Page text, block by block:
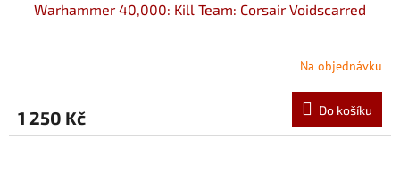
Warhammer 40,000: Kill Team: Corsair Voidscarred
Na objednávku
1 250 Kč Do košíku